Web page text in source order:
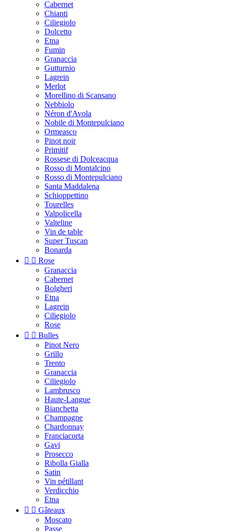
Cabernet
Chianti
Ciliegiolo
Dolcetto
Etna
Fumin
Granaccia
Gutturnio
Lagrein
Merlot
Morellino di Scansano
Nebbiolo
Néron d'Avola
Nobile di Montepulciano
Ormeasco
Pinot noir
Primitif
Rossese di Dolceacqua
Rosso di Montalcino
Rosso di Montepulciano
Santa Maddalena
Schioppettino
Tourelles
Valpolicella
Valteline
Vin de table
Super Tuscan
Bonarda
  Rose
Granaccia
Cabernet
Bolgheri
Etna
Lagrein
Ciliegiolo
Rose
  Bulles
Pinot Nero
Grillo
Trento
Granaccia
Ciliegiolo
Lambrusco
Haute-Langue
Bianchetta
Champagne
Chardonnay
Franciacorta
Gavi
Prosecco
Ribolla Gialla
Satin
Vin pétillant
Verdicchio
Etna
  Gâteaux
Moscato
Passe